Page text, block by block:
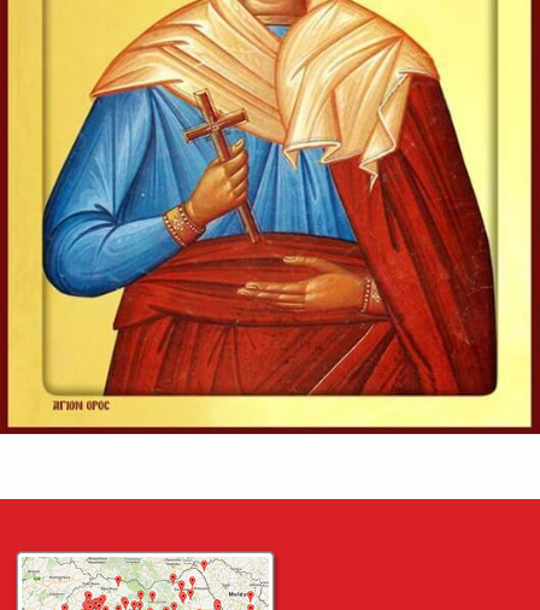
Ap. II Corinteni 1, 12-20
Evanghelia zilei
În vremea aceea s-au apropiat de Iisus saducheii, cei ce
zic că nu este înviere, și L-au întrebat, zicând:
Învățătorule, Moise a zis: «Dacă cineva moare neavând
copii, fratele...
Ev. Matei 22, 23-33
doxologia.ro
Preia articolele Doxologia în site-ul tău!